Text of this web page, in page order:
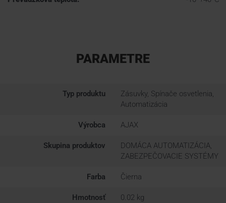
PARAMETRE
Typ produktu
Zásuvky, Spínače osvetlenia,
Automatizácia
Výrobca AJAX
Skupina produktov
DOMÁCA AUTOMATIZÁCIA,
ZABEZPEČOVACIE SYSTÉMY
Farba Čierna
Hmotnosť 0.02 kg